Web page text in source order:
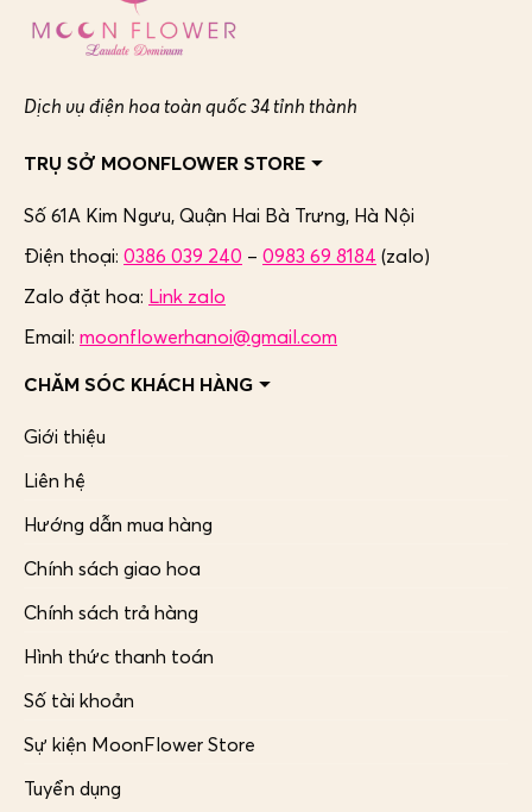
Dịch vụ điện hoa toàn quốc 34 tỉnh thành
TRỤ SỞ MOONFLOWER STORE
Số 61A Kim Ngưu, Quận Hai Bà Trưng, Hà Nội
Điện thoại: 0386 039 240 – 0983 69 8184 (zalo)
Zalo đặt hoa: Link zalo
Email: moonflowerhanoi@gmail.com
CHĂM SÓC KHÁCH HÀNG
Giới thiệu
Liên hệ
Hướng dẫn mua hàng
Chính sách giao hoa
Chính sách trả hàng
Hình thức thanh toán
Số tài khoản
Sự kiện MoonFlower Store
Tuyển dụng